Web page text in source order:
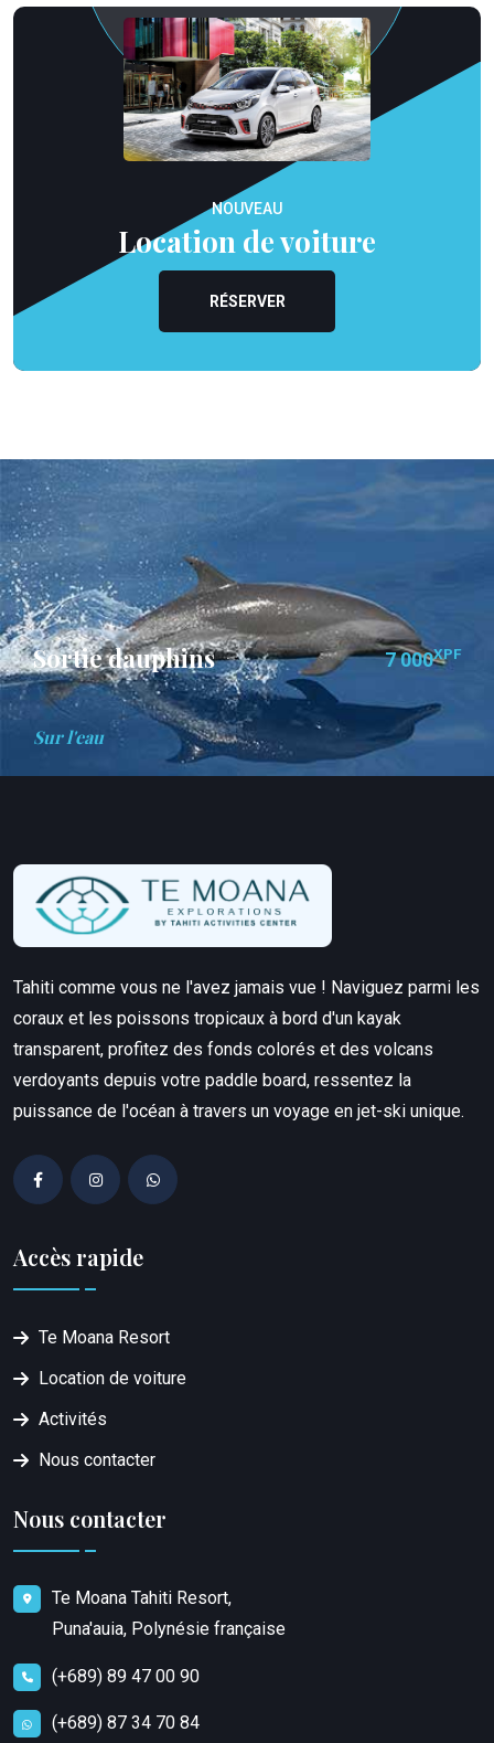
NOUVEAU
Location de voiture
RÉSERVER
Sortie dauphins
Sur l'eau
7 000XPF
Tahiti comme vous ne l'avez jamais vue ! Naviguez parmi les
coraux et les poissons tropicaux à bord d'un kayak
transparent, profitez des fonds colorés et des volcans
verdoyants depuis votre paddle board, ressentez la
puissance de l'océan à travers un voyage en jet-ski unique.
Accès rapide
Te Moana Resort
Location de voiture
Activités
Nous contacter
Nous contacter
Te Moana Tahiti Resort,
Puna'auia, Polynésie française
(+689) 89 47 00 90
(+689) 87 34 70 84